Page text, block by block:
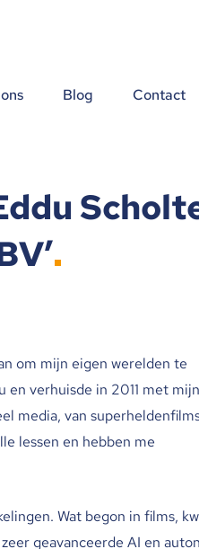
Blog Contact
om mijn eigen werelden te
en verhuisde in 2011 met mijn
media, van
lessen en hebben me
Wat begon in films,
geavanceerde AI en